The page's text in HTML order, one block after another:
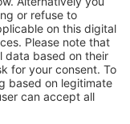
utilizatorii
cabane,